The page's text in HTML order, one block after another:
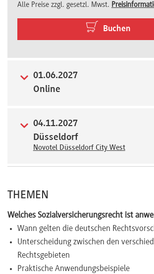
FAQ
Alle Preise zzgl. gesetzl. Mwst.
Buchen
01.06.2027
Online
04.11.2027
Düsseldorf
Novotel Düsseldorf City West
THEMEN
Welches Sozialversicherungsrecht ist
Wann gelten die deutschen
Unterscheidung zwischen den
Rechtsgebieten
Praktische Anwendungsbeispiele